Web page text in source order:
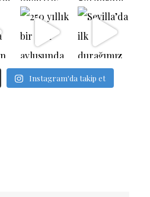
Instagram'da takip et